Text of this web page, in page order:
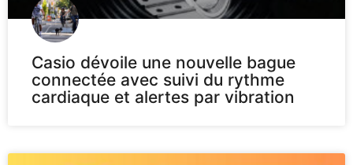
Casio dévoile une nouvelle bague
connectée avec suivi du rythme
cardiaque et alertes par vibration